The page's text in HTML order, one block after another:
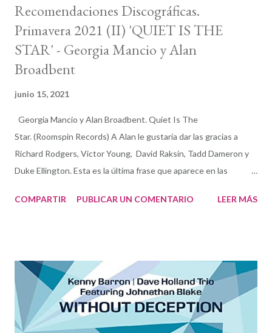
Recomendaciones Discográficas.
Primavera 2021 (II) 'QUIET IS THE
STAR' - Georgia Mancio y Alan
Broadbent
junio 15, 2021
Georgia Mancio y Alan Broadbent. Quiet Is The
Star. (Roomspin Records) A Alan le gustaría dar las gracias a
Richard Rodgers, Victor Young, David Raksin, Tadd Dameron y
Duke Ellington. Esta es la última frase que aparece en las
hermosa y productiva compenetración del dúo formado por la
musicoliteraria se encuentra total sentido a que el primer
nombre por el que Broadbent muestre agradecimiento sea el de
Richard Rodgers. Rodgers y su segundo colaborador estable,
Oscar Hammerstein II , formaron uno de los tándem más
COMPARTIR PUBLICAR UN COMENTARIO LEER MÁS